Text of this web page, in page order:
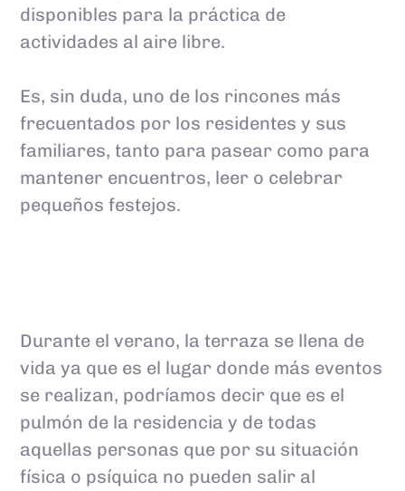
disponibles para la práctica de
actividades al aire libre.
Es, sin duda, uno de los rincones más
frecuentados por los residentes y sus
familiares, tanto para pasear como para
mantener encuentros, leer o celebrar
pequeños festejos.
Durante el verano, la terraza se llena de
vida ya que es el lugar donde más eventos
se realizan, podríamos decir que es el
pulmón de la residencia y de todas
aquellas personas que por su situación
física o psíquica no pueden salir al